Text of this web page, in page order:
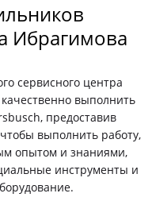
Ибрагимова
сервисного центра
выполнить
предоставив
выполнить работу,
опытом и знаниями,
инструменты и